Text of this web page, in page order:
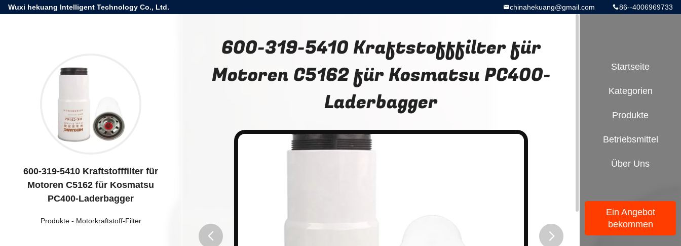
Wuxi hekuang Intelligent Technology Co., Ltd. 86--4006969733
chinahekuang@gmail.com
600-319-5410 Kraftstofffilter für
Motoren C5162 für Kosmatsu
PC400-Laderbagger
Produkte- Motorkraftstoff-Filter
600-319-5410 Kraftstofffilter für
Motoren C5162 für Kosmatsu PC400-
Laderbagger
Startseite
Kategorien
Produkte
Betriebsmittel
Über Uns
Ein Angebot
bekommen